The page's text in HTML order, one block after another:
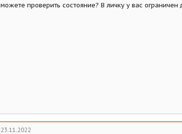
можете проверить состояние? В личку у вас ограничен
23.11.2022